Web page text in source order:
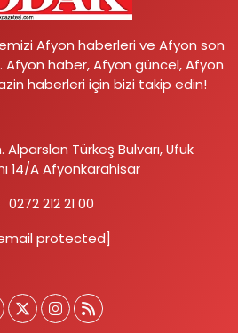
Afyon haberleri ve Afyon son
Afyon haber, Afyon güncel, Afyon
haberleri için bizi takip edin!
Türkeş Bulvarı, Ufuk
14/A Afyonkarahisar
0272 212 21 00
protected]